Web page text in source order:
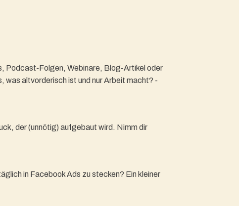
Podcast-Folgen, Webinare, Blog-Artikel oder
was altvorderisch ist und nur Arbeit macht? -
der (unnötig) aufgebaut wird. Nimm dir
in Facebook Ads zu stecken? Ein kleiner